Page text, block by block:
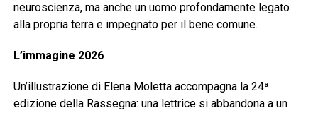
neuroscienza, ma anche un uomo profondamente legato
alla propria terra e impegnato per il bene comune.
L’immagine 2026
Un’illustrazione di Elena Moletta accompagna la 24ª
edizione della Rassegna: una lettrice si abbandona a un